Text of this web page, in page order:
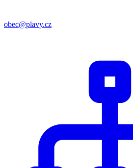
obec@plavy.cz